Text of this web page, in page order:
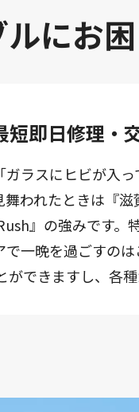
にお
短即日修理・
ラスにヒビが入
われたときは『
』の強みです。
一晩を過ごすの
できますし、各